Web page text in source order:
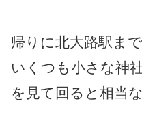
帰りに北大路駅ま
いくつも小さな神
を見て回ると相当